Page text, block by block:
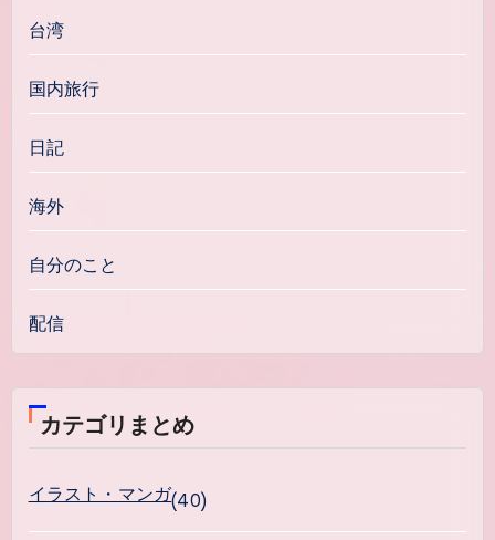
台湾
国内旅行
日記
海外
自分のこと
配信
カテゴリまとめ
イラスト・マンガ(40)